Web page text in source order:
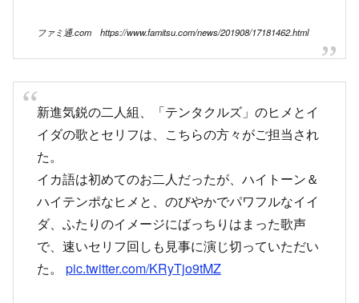
ファミ通.com https://www.famitsu.com/news/201908/17181462.html
新進気鋭の二人組、「テンタクルズ」のヒメとイ
イダの歌とセリフは、こちらの方々がご担当され
た。
イカ語は初めてのお二人だったが、ハイトーン＆
ハイテンポなヒメと、のびやかでパワフルなイイ
ダ、ふたりのイメージにばっちりはまった歌声
で、速いセリフ回しも見事に演じ切っていただい
た。 pic.twitter.com/KRyTjo9tMZ